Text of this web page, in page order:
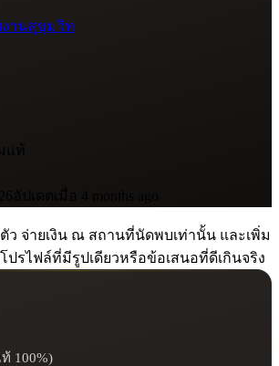
งานสุขุมวิท
ว จ่ายเงิน ณ สถานที่นัดพบเท่านั้น และเพิ่ม
ปรไฟล์ที่มีรูปเดียวหรือข้อเสนอที่ดีเกินจริง
100%)